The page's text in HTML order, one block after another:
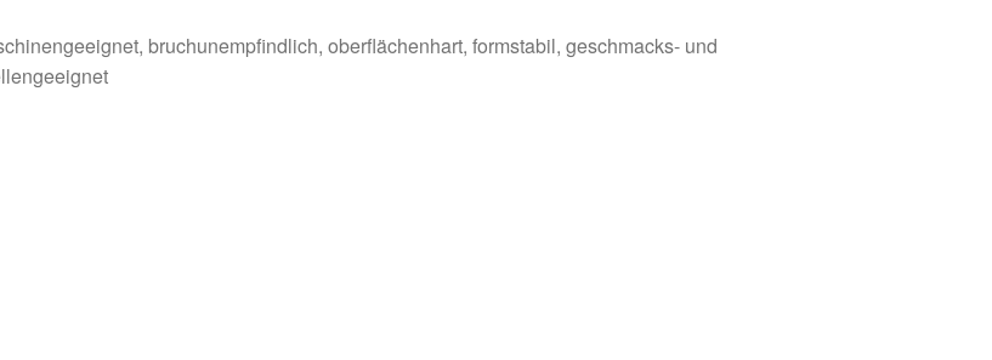
bruchunempfindlich, oberflächenhart, formstabil, geschmacks- und